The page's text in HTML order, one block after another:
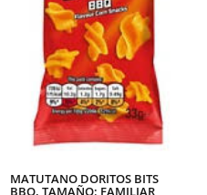
MATUTANO DORITOS BITS
BBQ, TAMAÑO: FAMILIAR